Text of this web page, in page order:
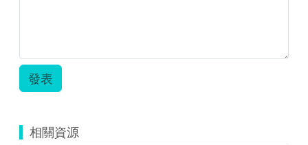
發表
相關資源